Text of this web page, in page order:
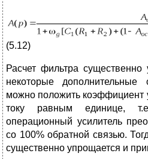
(5.12)
Расчет фильтра существенно
некоторые дополнительные
можно положить коэффициент
току равным единице,
операционный усилитель
со 100% обратной связью.
существенно упрощается и